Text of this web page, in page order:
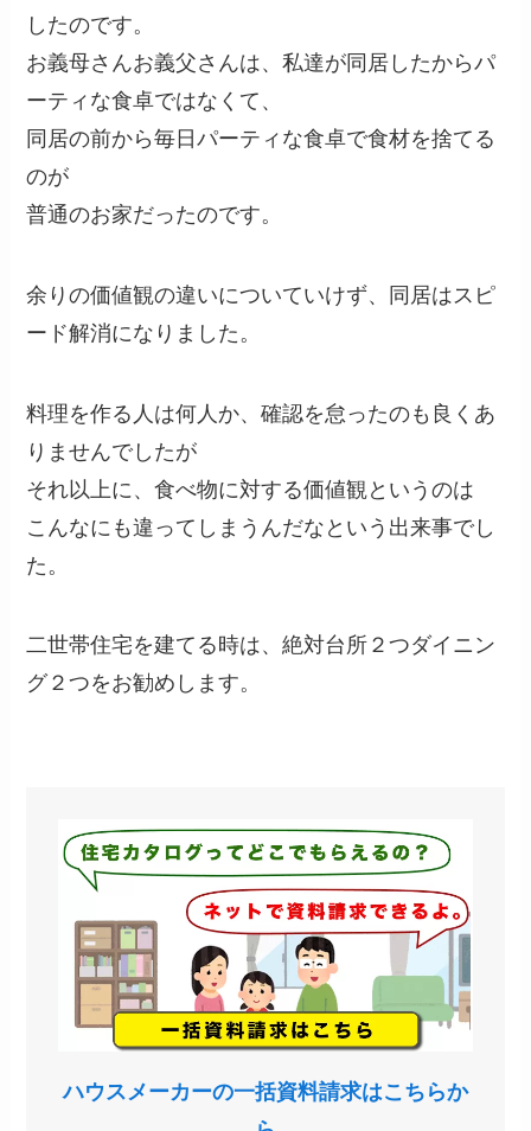
したのです。
お義母さんお義父さんは、私達が同居したからパ
ーティな食卓ではなくて、
同居の前から毎日パーティな食卓で食材を捨てる
のが
普通のお家だったのです。
余りの価値観の違いについていけず、同居はスピ
ード解消になりました。
料理を作る人は何人か、確認を怠ったのも良くあ
りませんでしたが
それ以上に、食べ物に対する価値観というのは
こんなにも違ってしまうんだなという出来事でし
た。
二世帯住宅を建てる時は、絶対台所２つダイニン
グ２つをお勧めします。
ハウスメーカーの一括資料請求はこちらか